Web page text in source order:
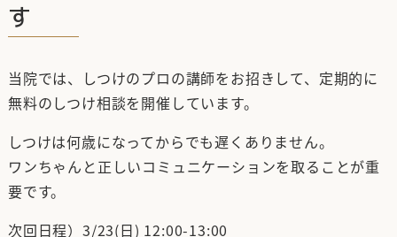
す
当院では、しつけのプロの講師をお招きして、定期的に
無料のしつけ相談を開催しています。
しつけは何歳になってからでも遅くありません。
ワンちゃんと正しいコミュニケーションを取ることが重
要です。
次回日程）3/23(日) 12:00-13:00